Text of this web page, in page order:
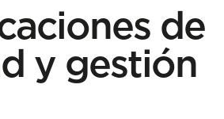
de
y gestión